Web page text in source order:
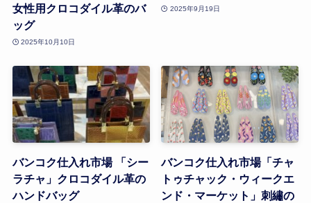
女性用クロコダイル革のバ
ッグ
2025年10月10日
2025年9月19日
バンコク仕入れ市場 「シー
ラチャ」クロコダイル革の
ハンドバッグ
バンコク仕入れ市場「チャ
トゥチャック・ウィークエ
ンド・マーケット」刺繡の